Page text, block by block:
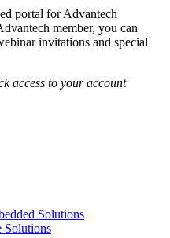
portal for Advantech
member, you can
invitations and special
access to your account
Solutions
Solutions